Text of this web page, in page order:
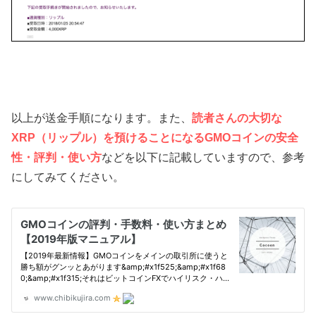
以上が送金手順になります。また、 読者さんの大切な
XRP（リップル）を預けることになるGMOコインの安全
性・評判・使い方などを以下に記載していますので、参考
にしてみてください。